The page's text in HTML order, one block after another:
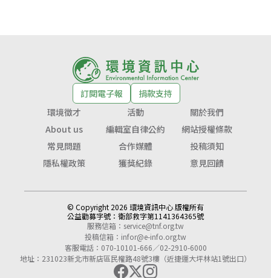
訂閱電子報
捐款支持
環境徵才
活動
關於我們
About us
編輯室自律公約
網站授權條款
常見問題
合作媒體
投稿須知
隱私權政策
獲獎紀錄 意見回饋
© Copyright 2026 環境資訊中心 版權所有
公益勸募字號： 衛部救字第1141364365號
服務信箱： service@tnf.org.tw
投稿信箱： infor@e-info.org.tw
客服電話：070-10101-666／02-2910-6000
地址：231023新北市新店區民權路48號3樓（近捷運大坪林站1號出口）